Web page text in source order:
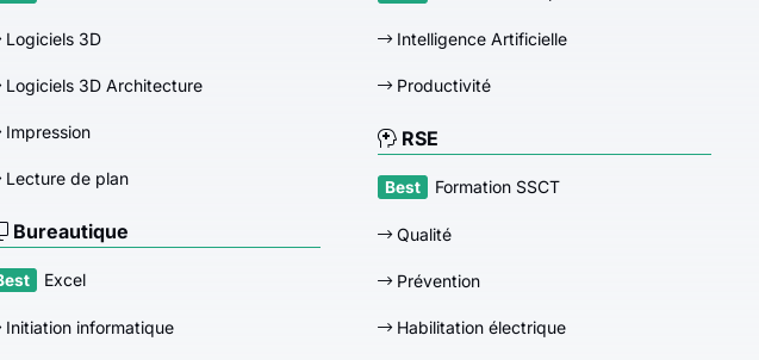
Logiciels 3D
Logiciels 3D Architecture
Impression
Lecture de plan
Bureautique
Excel
Initiation informatique
Intelligence Artificielle
Productivité
RSE
Formation SSCT
Qualité
Prévention
Habilitation électrique